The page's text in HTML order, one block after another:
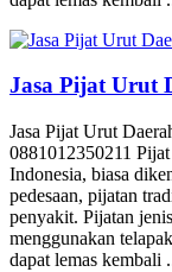
Jasa Pijat Urut
Jasa Pijat Urut
0881012350211
Indonesia, biasa
pedesaan, pijatan
penyakit. Pijatan
menggunakan
dapat lemas kembali